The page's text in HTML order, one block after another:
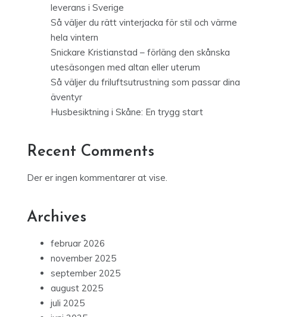
leverans i Sverige
Så väljer du rätt vinterjacka för stil och värme
hela vintern
Snickare Kristianstad – förläng den skånska
utesäsongen med altan eller uterum
Så väljer du friluftsutrustning som passar dina
äventyr
Husbesiktning i Skåne: En trygg start
Recent Comments
Der er ingen kommentarer at vise.
Archives
februar 2026
november 2025
september 2025
august 2025
juli 2025